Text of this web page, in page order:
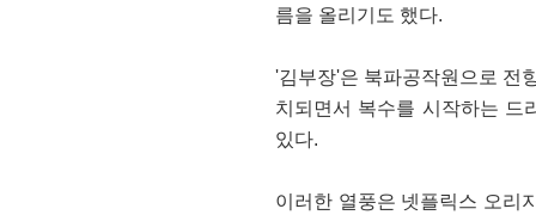
름을 올리기도 했다.
'김부장'은 북파공작원으로 전
치되면서 복수를 시작하는 드
있다.
이러한 열풍은 넷플릭스 오리